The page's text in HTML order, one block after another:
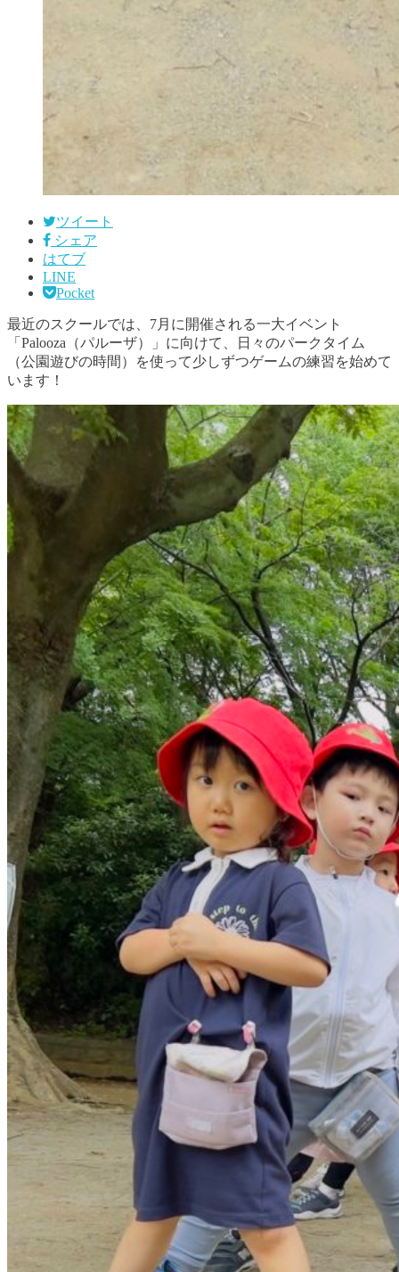
ツイート
シェア
はてブ
LINE
Pocket
最近のスクールでは、7月に開催される一大イベント
「Palooza（パルーザ）」に向けて、日々のパークタイム
（公園遊びの時間）を使って少しずつゲームの練習を始めて
います！